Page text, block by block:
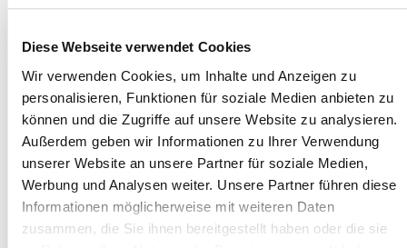
Diese Webseite verwendet Cookies
Wir verwenden Cookies, um Inhalte und Anzeigen zu
personalisieren, Funktionen für soziale Medien anbieten zu
können und die Zugriffe auf unsere Website zu analysieren.
Außerdem geben wir Informationen zu Ihrer Verwendung
unserer Website an unsere Partner für soziale Medien,
Werbung und Analysen weiter. Unsere Partner führen diese
Informationen möglicherweise mit weiteren Daten
zusammen, die Sie ihnen bereitgestellt haben oder die sie
Weil der Planfeststellungsbeschluss
Glückstadt unzureichende
Festsetzungen hinsichtlich des
Brandschutzes enthielt...
Weiterlesen
Runder Tisch in Wilster
Zu einem „Runden Tisch“ trafen sich im
Spiegelsaal des neuen Wilsterschen